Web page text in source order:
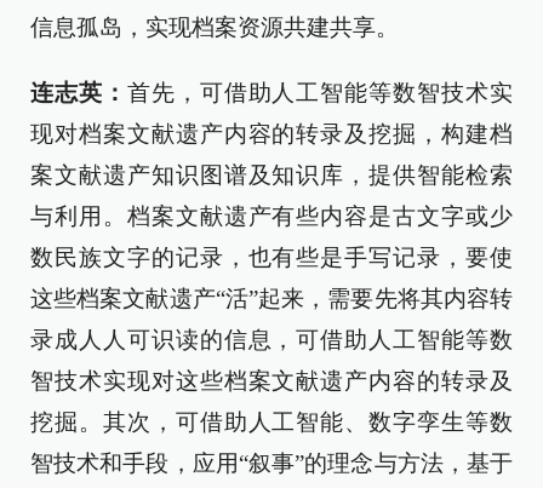
信息孤岛，实现档案资源共建共享。
连志英： 首先，可借助人工智能等数智技术实
现对档案文献遗产内容的转录及挖掘，构建档
案文献遗产知识图谱及知识库，提供智能检索
与利用。档案文献遗产有些内容是古文字或少
数民族文字的记录，也有些是手写记录，要使
这些档案文献遗产“活”起来，需要先将其内容转
录成人人可识读的信息，可借助人工智能等数
智技术实现对这些档案文献遗产内容的转录及
挖掘。其次，可借助人工智能、数字孪生等数
智技术和手段，应用“叙事”的理念与方法，基于